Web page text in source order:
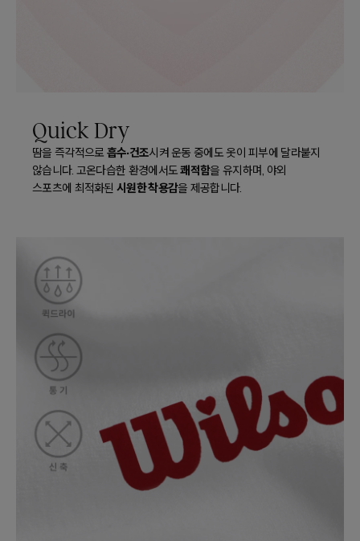
Quick Dry
땀을 즉각적으로 흡수·건조시켜 운동 중에도 옷이 피부에 달라붙지
않습니다. 고온다습한 환경에서도쾌적함을 유지하며, 야외
스포츠에 최적화된시원한 착용감을 제공합니다.